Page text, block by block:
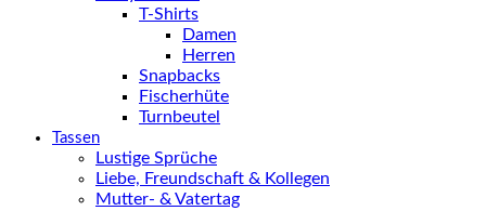
T-Shirts
Damen
Herren
Snapbacks
Fischerhüte
Turnbeutel
Tassen
Lustige Sprüche
Liebe, Freundschaft & Kollegen
Mutter- & Vatertag